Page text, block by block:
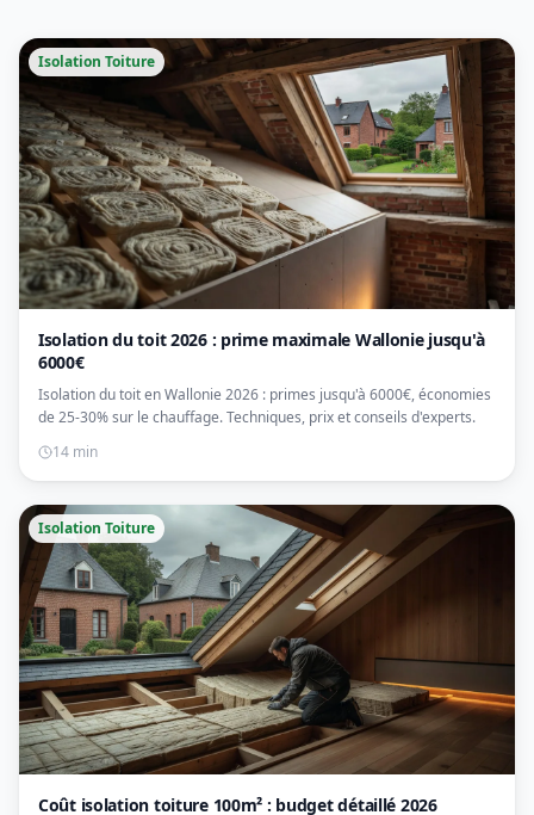
Isolation Toiture
Isolation du toit 2026 : prime maximale Wallonie jusqu'à
6000€
Isolation du toit en Wallonie 2026 : primes jusqu'à 6000€, économies
de 25-30% sur le chauffage. Techniques, prix et conseils d'experts.
14 min
Isolation Toiture
Coût isolation toiture 100m² : budget détaillé 2026